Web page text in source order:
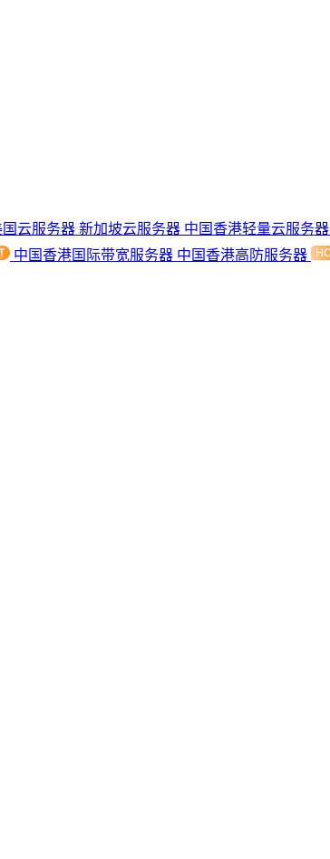
国云服务器 新加坡云服务器 中国香港轻量云服务器
中国香港国际带宽服务器 中国香港高防服务器